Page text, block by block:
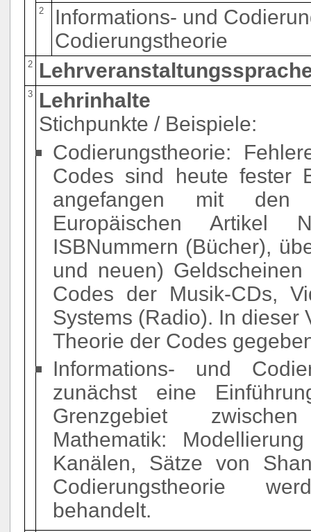
2
Informations- und
Codierungstheorie
2
3
Lehrinhalte
Stichpunkte / Beispiele:
Codierungstheorie:
Codes sind heute fester
angefangen mit den
Europäischen Artikel
ISBNummern (Bücher),
und neuen)
Codes der Musik-CDs,
Systems (Radio). In dieser
Theorie der Codes
Informations- und
zunächst eine
Grenzgebiet
Mathematik:
Kanälen, Sätze von
Codierungstheorie
behandelt.